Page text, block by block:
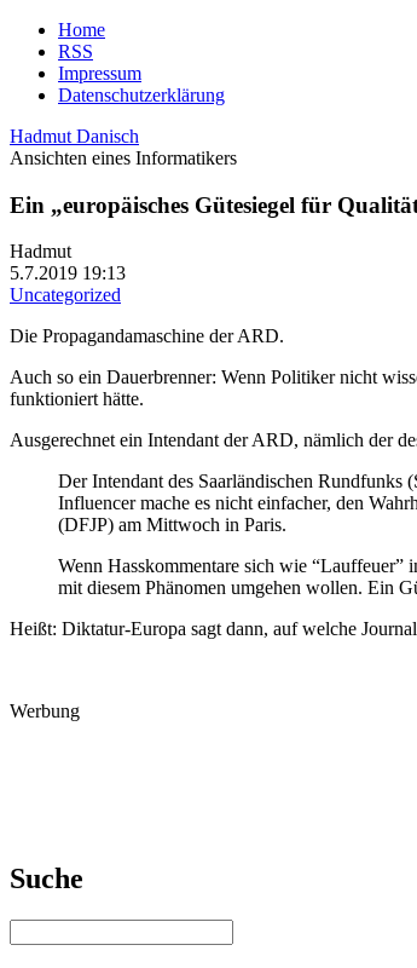
Home
RSS
Impressum
Datenschutzerklärung
Hadmut Danisch
Ansichten eines Informatikers
Ein „europäisches Gütesiegel für
Hadmut
5.7.2019 19:13
Uncategorized
Die Propagandamaschine der ARD.
Auch so ein Dauerbrenner: Wenn Politiker nicht
funktioniert hätte.
Ausgerechnet ein Intendant der ARD, nämlich der
Der Intendant des Saarländischen Rundfunks
Influencer mache es nicht einfacher, den
(DFJP) am Mittwoch in Paris.
Wenn Hasskommentare sich wie
mit diesem Phänomen umgehen wollen. Ein
Heißt: Diktatur-Europa sagt dann, auf welche
Werbung
Suche